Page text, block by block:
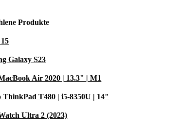
Produkte
Galaxy S23
Air 2020 | 13.3" | M1
ThinkPad T480 | i5-8350U | 14"
Ultra 2 (2023)